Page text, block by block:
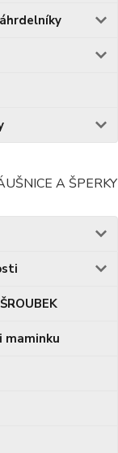
A ŠPERKY
maminku